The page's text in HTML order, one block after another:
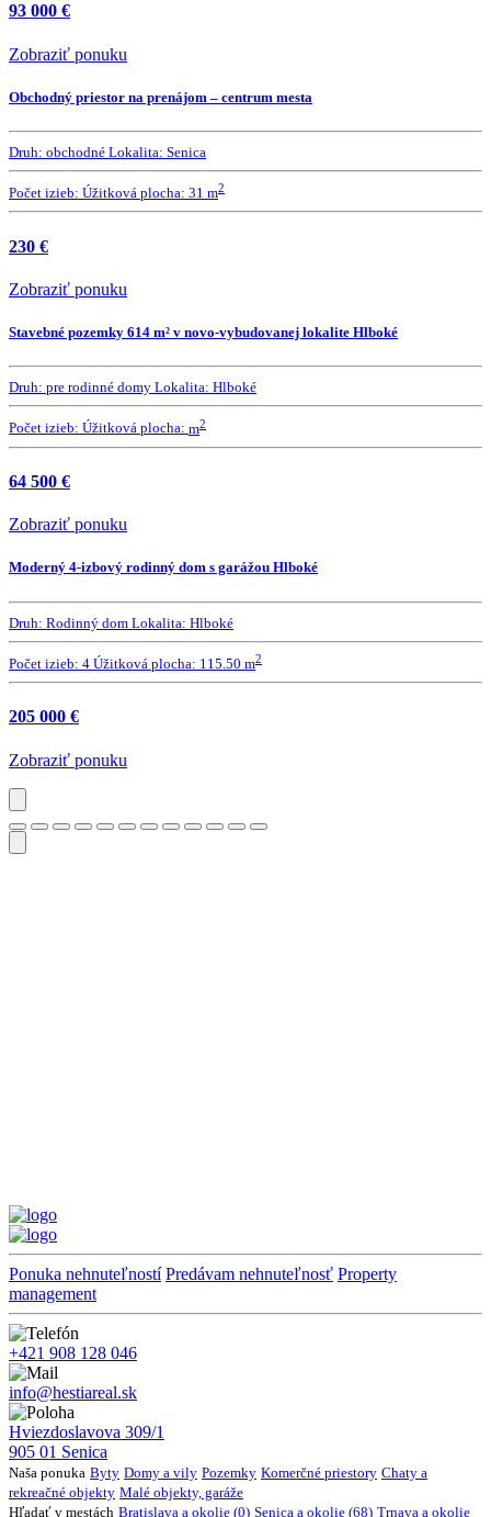
93 000 €
Zobraziť ponuku
Obchodný priestor na prenájom – centrum mesta
Druh: obchodné Lokalita: Senica
Počet izieb: Úžitková plocha: 31 m2
230 €
Zobraziť ponuku
Stavebné pozemky 614 m² v novo-vybudovanej lokalite Hlboké
Druh: pre rodinné domy Lokalita: Hlboké
Počet izieb: Úžitková plocha: m2
64 500 €
Zobraziť ponuku
Moderný 4-izbový rodinný dom s garážou Hlboké
Druh: Rodinný dom Lokalita: Hlboké
Počet izieb: 4 Úžitková plocha: 115.50 m2
205 000 €
Zobraziť ponuku
Ponuka nehnuteľností Predávam nehnuteľnosť Property
management
+421 908 128 046
info@hestiareal.sk
Hviezdoslavova 309/1
905 01 Senica
Naša ponuka Byty Domy a vily Pozemky Komerčné priestory Chaty a
rekreačné objekty Malé objekty, garáže
Hľadať v mestách Bratislava a okolie (0) Senica a okolie (68) Trnava a okolie